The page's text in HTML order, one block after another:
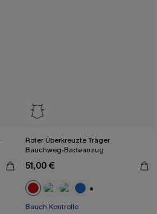
Roter Überkreuzte Träger
Bauchweg-Badeanzug
51,00 €
Bauch Kontrolle